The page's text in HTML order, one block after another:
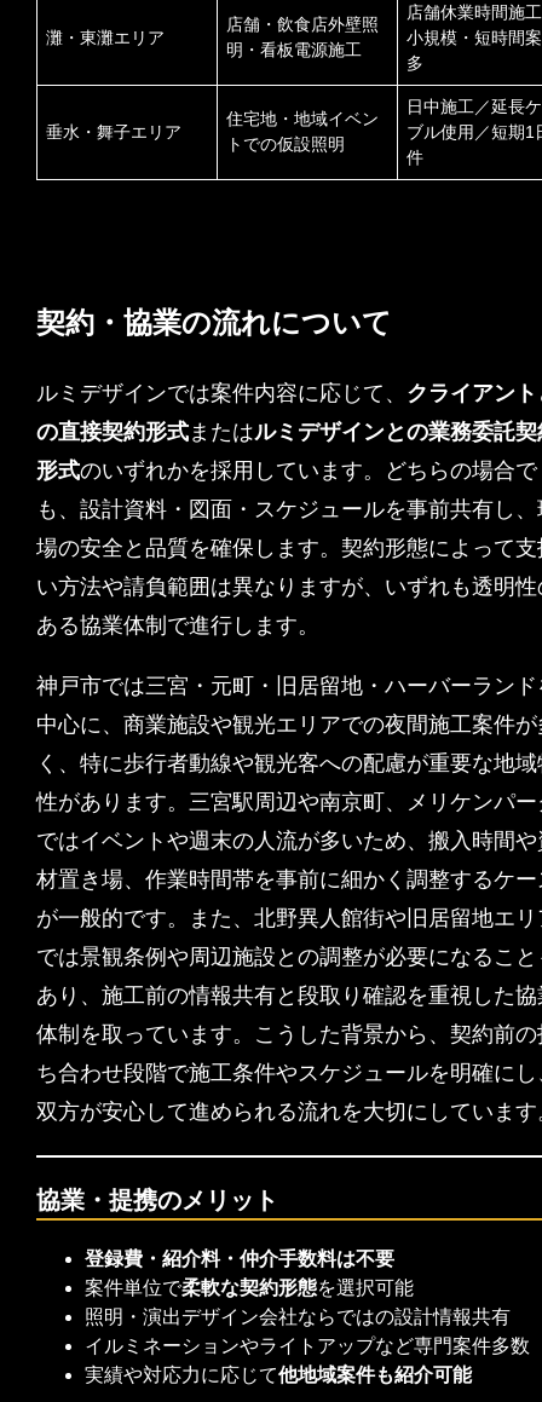
灘・東灘エリア
店舗・飲食店外壁照
明・看板電源施工
店舗休業時間施
小規模・短時間
多
垂水・舞子エリア
住宅地・地域イベン
トでの仮設照明
日中施工／延長
ブル使用／短期1
件
契約・協業の流れについて
ルミデザインでは案件内容に応じて、 クライアント
の直接契約形式またはルミデザインとの業務委託契
形式のいずれかを採用しています。どちらの場合で
も、設計資料・図面・スケジュールを事前共有し、
場の安全と品質を確保します。契約形態によって支
い方法や請負範囲は異なりますが、いずれも透明性
ある協業体制で進行します。
神戸市では三宮・元町・旧居留地・ハーバーランド
中心に、商業施設や観光エリアでの夜間施工案件が
く、特に歩行者動線や観光客への配慮が重要な地域
性があります。三宮駅周辺や南京町、メリケンパー
ではイベントや週末の人流が多いため、搬入時間や
材置き場、作業時間帯を事前に細かく調整するケー
が一般的です。また、北野異人館街や旧居留地エリ
では景観条例や周辺施設との調整が必要になること
あり、施工前の情報共有と段取り確認を重視した協
体制を取っています。こうした背景から、契約前の
ち合わせ段階で施工条件やスケジュールを明確にし
双方が安心して進められる流れを大切にしています
協業・提携のメリット
登録費・紹介料・仲介手数料は不要
案件単位で柔軟な契約形態を選択可能
照明・演出デザイン会社ならではの設計情報共有
イルミネーションやライトアップなど専門案件多数
実績や対応力に応じて他地域案件も紹介可能